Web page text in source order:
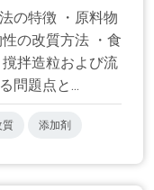
の特徴 ・原料物
の改質方法 ・食
拌造粒および流
問題点と...
質 添加剤